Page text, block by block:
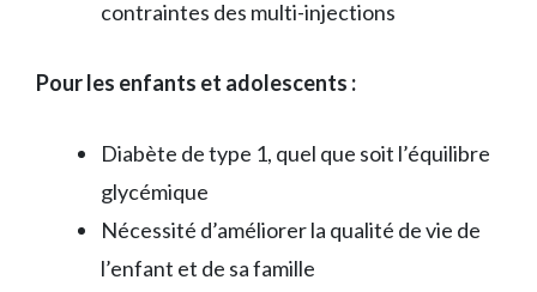
contraintes des multi-injections
Pour les enfants et adolescents :
Diabète de type 1, quel que soit l’équilibre
glycémique
Nécessité d’améliorer la qualité de vie de
l’enfant et de sa famille